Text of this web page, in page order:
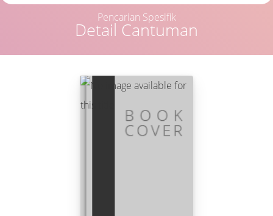
Detail Cantuman
Pencarian Spesifik